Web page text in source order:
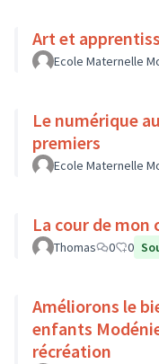
Art et
Ecole Maternelle
Le numérique
premiers
Ecole Maternelle
La cour de mon
Thomas 0 0
Améliorons le
enfants
récréation